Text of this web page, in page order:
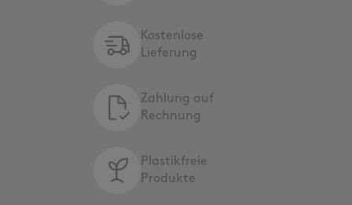
Kostenlose
Lieferung
Zahlung auf
Rechnung
Plastikfreie
Produkte